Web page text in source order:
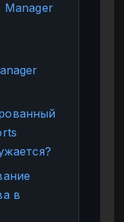
Manager
в